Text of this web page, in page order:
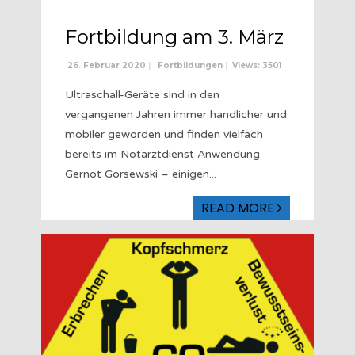
Fortbildung am 3. März
26. Februar 2020 Fortbildungen Views: 3501
Ultraschall-Geräte sind in den
vergangenen Jahren immer handlicher und
mobiler geworden und finden vielfach
bereits im Notarztdienst Anwendung.
Gernot Gorsewski – einigen...
READ MORE